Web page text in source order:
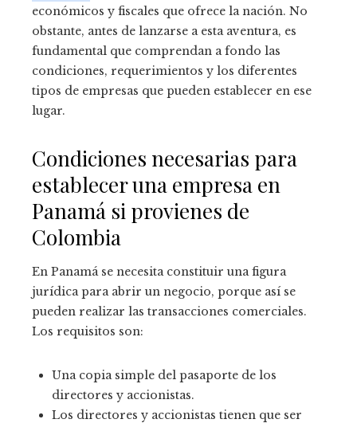
económicos y fiscales que ofrece la nación. No
obstante, antes de lanzarse a esta aventura, es
fundamental que comprendan a fondo las
condiciones, requerimientos y los diferentes
tipos de empresas que pueden establecer en ese
lugar.
Condiciones necesarias para
establecer una empresa en
Panamá si provienes de
Colombia
En Panamá se necesita constituir una figura
jurídica para abrir un negocio, porque así se
pueden realizar las transacciones comerciales.
Los requisitos son:
Una copia simple del pasaporte de los
directores y accionistas.
Los directores y accionistas tienen que ser